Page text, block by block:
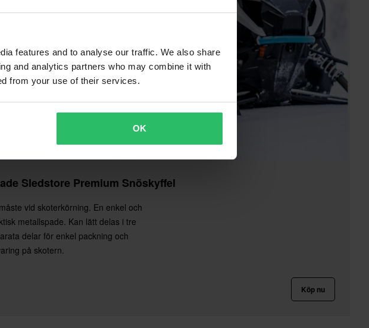
features and to analyse our traffic. We also share
and analytics partners who may combine it with
from your use of their services.
OK
Sledstore Premium Snöskyffel
vid skoterkörning. En enkel och
metallspade. Kan lätt delas i tre
delar för enkel packning och
på skotern.
Köp nu